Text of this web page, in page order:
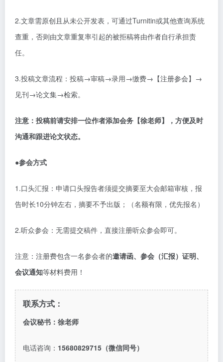
2.文章需原创且从未公开发表，可通过Turnitin或其他查询系统
查重，否则由文章重复率引起的被拒稿将由作者自行承担责
任。
3.投稿文章流程：投稿→审稿→录用→缴费→【注册参会】→
见刊→论文集→检索。
注意：投稿前请安排一位作者添加会务 【徐老师】
，方便及时
沟通和跟进论文状态。
●参会方式
1.口头汇报：申请口头报告者须提交摘要至大会邮箱审核，报
告时长10分钟左右，摘要不予出版；（名额有限，优先报名）
2.听众参会：无需提交稿件，直接注册听众参会即可。
注意：注册费包含一名参会者的邀请函、参会（汇报）证明、
会议通知等材料费用！
联系方式：
会议秘书：徐老师
电话咨询： 15680829715（微信同号）